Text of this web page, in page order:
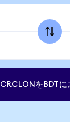
CRCLONをBDTに